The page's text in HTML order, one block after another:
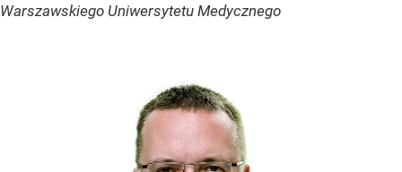
Warszawskiego Uniwersytetu Medycznego